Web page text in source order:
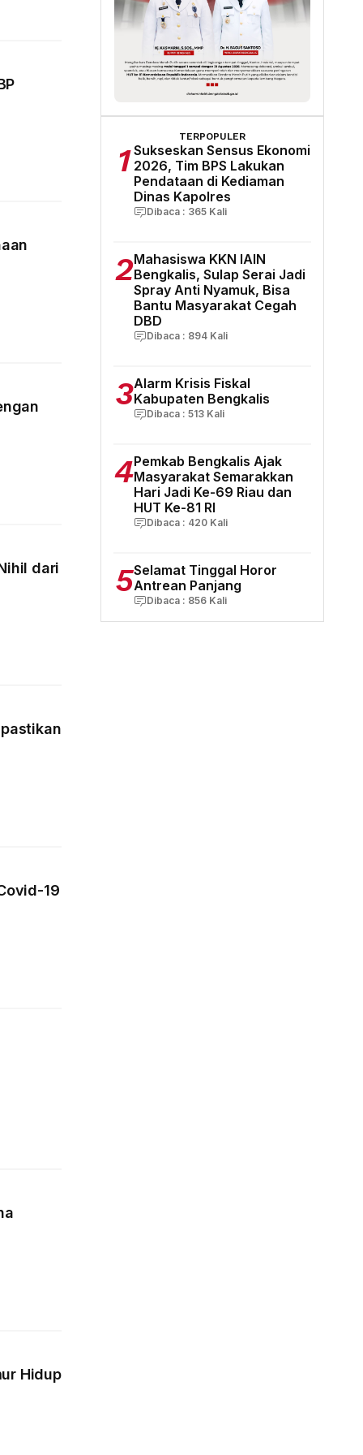
dari
19
Hidup
TERPOPULER
1 Sukseskan Sensus Ekonomi
2026, Tim BPS Lakukan
Pendataan di Kediaman
Dinas Kapolres
Dibaca : 365 Kali
2Mahasiswa KKN IAIN
Bengkalis, Sulap Serai Jadi
Spray Anti Nyamuk, Bisa
Bantu Masyarakat Cegah
DBD
Dibaca : 894 Kali
3Alarm Krisis Fiskal
Kabupaten Bengkalis
Dibaca : 513 Kali
4Pemkab Bengkalis Ajak
Masyarakat Semarakkan
Hari Jadi Ke-69 Riau dan
HUT Ke-81 RI
Dibaca : 420 Kali
5Selamat Tinggal Horor
Antrean Panjang
Dibaca : 856 Kali